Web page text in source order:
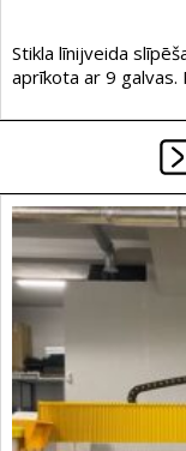
Stikla līnijveida
aprīkota ar 9 galvas.